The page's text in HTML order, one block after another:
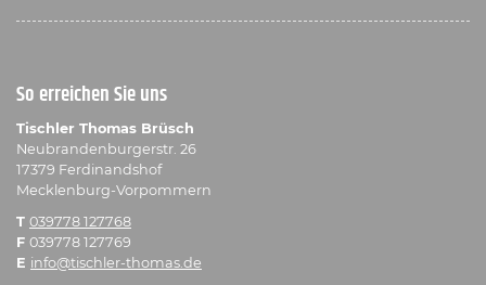
So erreichen Sie uns
Tischler Thomas Brüsch
Neubrandenburgerstr. 26
17379 Ferdinandshof
Mecklenburg-Vorpommern
T 039778 127768
F 039778 127769
E info@tischler-thomas.de